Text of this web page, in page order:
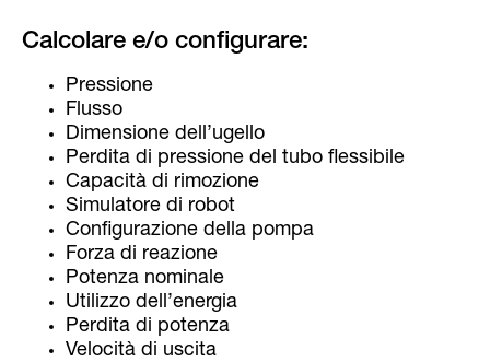
Calcolare e/o configurare:
Pressione
Flusso
Dimensione dell’ugello
Perdita di pressione del tubo flessibile
Capacità di rimozione
Simulatore di robot
Configurazione della pompa
Forza di reazione
Potenza nominale
Utilizzo dell’energia
Perdita di potenza
Velocità di uscita